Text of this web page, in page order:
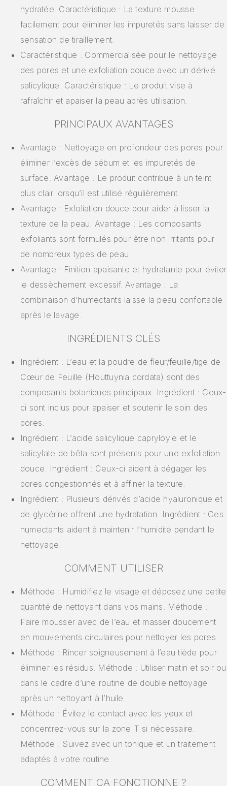
hydratée. Caractéristique : La texture mousse
facilement pour éliminer les impuretés sans laisser de
sensation de tiraillement.
Caractéristique : Commercialisée pour le nettoyage
des pores et une exfoliation douce avec un dérivé
salicylique. Caractéristique : Le produit vise à
rafraîchir et apaiser la peau après utilisation.
PRINCIPAUX AVANTAGES
Avantage : Nettoyage en profondeur des pores pour
éliminer l’excès de sébum et les impuretés de
surface. Avantage : Le produit contribue à un teint
plus clair lorsqu’il est utilisé régulièrement.
Avantage : Exfoliation douce pour aider à lisser la
texture de la peau. Avantage : Les composants
exfoliants sont formulés pour être non irritants pour
de nombreux types de peau.
Avantage : Finition apaisante et hydratante pour éviter
le dessèchement excessif. Avantage : La
combinaison d’humectants laisse la peau confortable
après le lavage.
INGRÉDIENTS CLÉS
Ingrédient : L’eau et la poudre de fleur/feuille/tige de
Cœur de Feuille (Houttuynia cordata) sont des
composants botaniques principaux. Ingrédient : Ceux-
ci sont inclus pour apaiser et soutenir le soin des
pores.
Ingrédient : L’acide salicylique capryloyle et le
salicylate de bêta sont présents pour une exfoliation
douce. Ingrédient : Ceux-ci aident à dégager les
pores congestionnés et à affiner la texture.
Ingrédient : Plusieurs dérivés d’acide hyaluronique et
de glycérine offrent une hydratation. Ingrédient : Ces
humectants aident à maintenir l’humidité pendant le
nettoyage.
COMMENT UTILISER
Méthode : Humidifiez le visage et déposez une petite
quantité de nettoyant dans vos mains. Méthode :
Faire mousser avec de l’eau et masser doucement
en mouvements circulaires pour nettoyer les pores.
Méthode : Rincer soigneusement à l’eau tiède pour
éliminer les résidus. Méthode : Utiliser matin et soir ou
dans le cadre d’une routine de double nettoyage
après un nettoyant à l’huile.
Méthode : Évitez le contact avec les yeux et
concentrez-vous sur la zone T si nécessaire.
Méthode : Suivez avec un tonique et un traitement
adaptés à votre routine.
COMMENT ÇA FONCTIONNE ?